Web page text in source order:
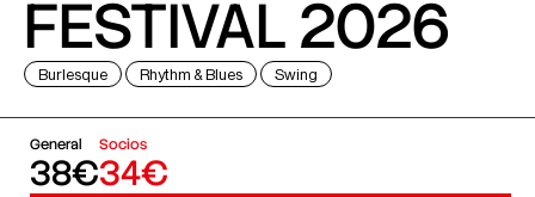
FESTIVAL 2026
Burlesque Rhythm & Blues Swing
General
38€
Socios
34€